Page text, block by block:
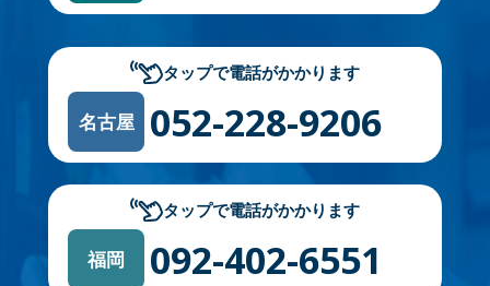
タップで電話がかかります
名古屋 052-228-9206
タップで電話がかかります
福岡 092-402-6551